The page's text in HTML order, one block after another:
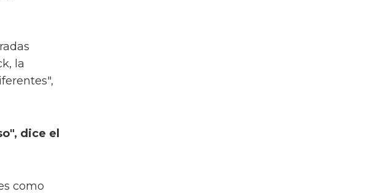
la
dice el
como